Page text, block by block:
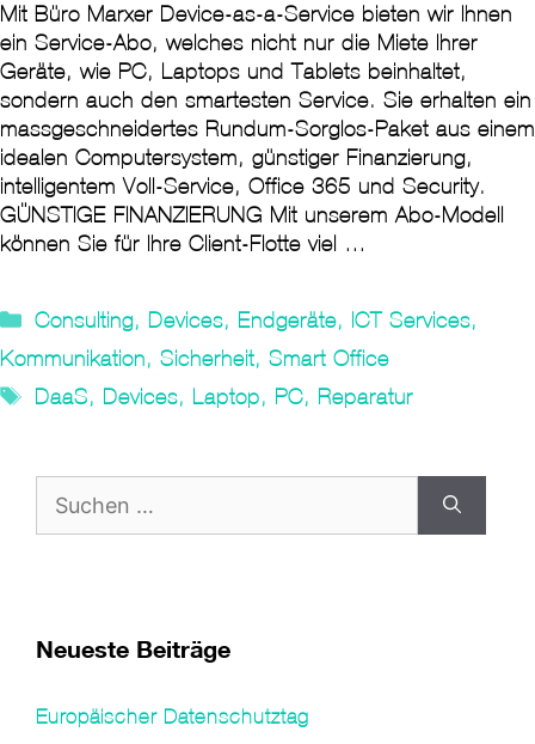
Mit Büro Marxer Device-as-a-Service bieten wir Ihnen
ein Service-Abo, welches nicht nur die Miete Ihrer
Geräte, wie PC, Laptops und Tablets beinhaltet,
sondern auch den smartesten Service. Sie erhalten ein
massgeschneidertes Rundum-Sorglos-Paket aus einem
idealen Computersystem, günstiger Finanzierung,
intelligentem Voll-Service, Office 365 und Security.
GÜNSTIGE FINANZIERUNG Mit unserem Abo-Modell
können Sie für Ihre Client-Flotte viel …
Kategorien
Consulting, Devices, Endgeräte, ICT Services,
Kommunikation, Sicherheit, Smart Office
Tags
DaaS, Devices, Laptop, PC, Reparatur
nach:
Neueste Beiträge
Europäischer Datenschutztag